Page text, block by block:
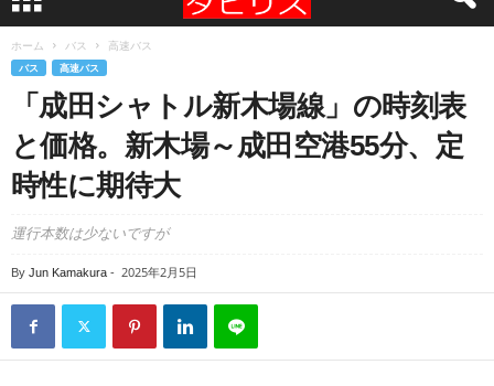
ホーム バス 高速バス
バス 高速バス
「成田シャトル新木場線」の時刻表
と価格。新木場～成田空港55分、定
時性に期待大
運行本数は少ないですが
By Jun Kamakura - 2025年2月5日